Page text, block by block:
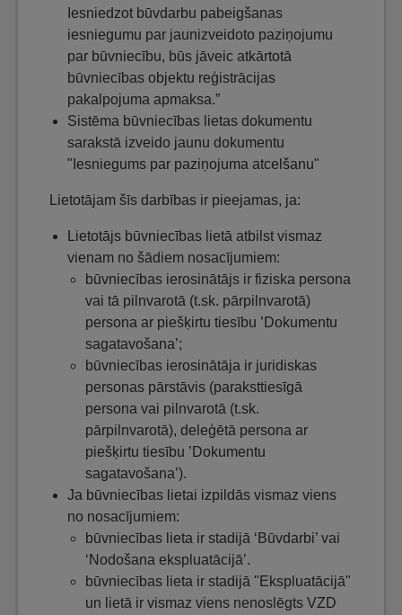
Iesniedzot būvdarbu pabeigšanas
iesniegumu par jaunizveidoto paziņojumu
par būvniecību, būs jāveic atkārtotā
būvniecības objektu reģistrācijas
pakalpojuma apmaksa.”
Sistēma būvniecības lietas dokumentu
sarakstā izveido jaunu dokumentu
"Iesniegums par paziņojuma atcelšanu"
Lietotājam šīs darbības ir pieejamas, ja:
Lietotājs būvniecības lietā atbilst vismaz
vienam no šādiem nosacījumiem:
būvniecības ierosinātājs ir fiziska persona
vai tā pilnvarotā (t.sk. pārpilnvarotā)
persona ar piešķirtu tiesību ’Dokumentu
sagatavošana’;
būvniecības ierosinātāja ir juridiskas
personas pārstāvis (paraksttiesīgā
persona vai pilnvarotā (t.sk.
pārpilnvarotā), deleģētā persona ar
piešķirtu tiesību ’Dokumentu
sagatavošana’).
Ja būvniecības lietai izpildās vismaz viens
no nosacījumiem:
būvniecības lieta ir stadijā ‘Būvdarbi’ vai
‘Nodošana ekspluatācijā’.
būvniecības lieta ir stadijā "Ekspluatācijā"
un lietā ir vismaz viens nenoslēgts VZD